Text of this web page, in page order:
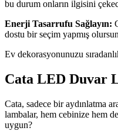
bu durum onların ilgisini
Enerji Tasarrufu Sağlayın:
dostu bir seçim yapmış
Ev dekorasyonunuzu
Cata LED Duvar
Cata, sadece bir aydınlatma
lambalar, hem cebinize hem
uygun?